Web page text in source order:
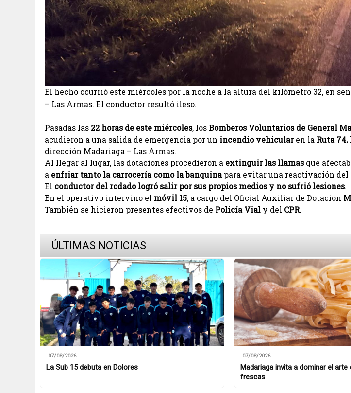
El hecho ocurrió este miércoles por la noche a la altura del kilómetro 32, en
– Las Armas. El conductor resultó ileso.
Pasadas las 22 horas de este miércoles, losBomberos Voluntarios de General
acudieron a una salida de emergencia por un incendio vehicularen la Ruta
dirección Madariaga – Las Armas.
Al llegar al lugar, las dotaciones procedieron a extinguir las llamasque
a enfriar tanto la carrocería como la banquinapara evitar una reactivación del
El conductor del rodado logró salir por sus propios medios y no sufrió lesiones.
En el operativo intervino el móvil 15, a cargo del Oficial Auxiliar de Dotación
También se hicieron presentes efectivos de Policía Vial y del CPR.
ÚLTIMAS NOTICIAS
07/08/2026
La Sub 15 debuta en Dolores
07/08/2026
Madariaga invita a dominar el arte
frescas